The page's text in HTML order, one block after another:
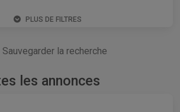
PLUS DE FILTRES
Sauvegarder la recherche
les annonces